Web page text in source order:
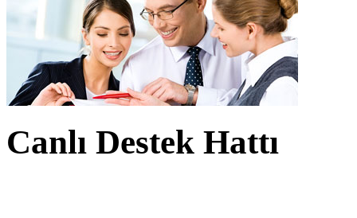
Canlı Destek Hattı